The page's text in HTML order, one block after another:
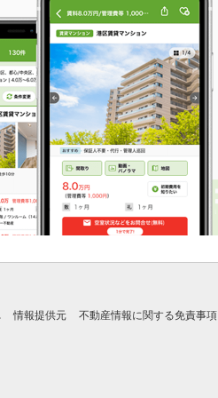
情報提供元 不動産情報に関する免責事項